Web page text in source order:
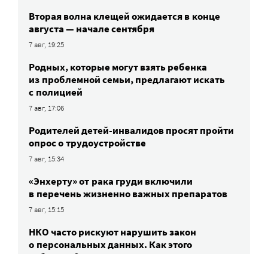
Вторая волна клещей ожидается в конце
августа — начале сентября
7 авг, 19:25
Родных, которые могут взять ребенка
из проблемной семьи, предлагают искать
с полицией
7 авг, 17:06
Родителей детей-инвалидов просят пройти
опрос о трудоустройстве
7 авг, 15:34
«Энхерту» от рака груди включили
в перечень жизненно важных препаратов
7 авг, 15:15
НКО часто рискуют нарушить закон
о персональных данных. Как этого